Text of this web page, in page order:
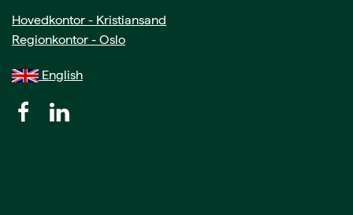
Hovedkontor - Kristiansand
Regionkontor - Oslo
English